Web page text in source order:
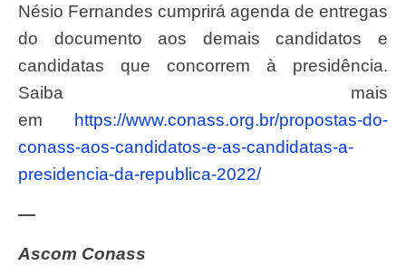
Nésio Fernandes cumprirá agenda de entregas
do documento aos demais candidatos e
candidatas que concorrem à presidência.
Saiba mais
em https://www.conass.org.br/propostas-do-
conass-aos-candidatos-e-as-candidatas-a-
presidencia-da-republica-2022/
—
Ascom Conass